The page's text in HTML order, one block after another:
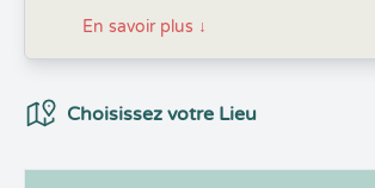
En savoir plus ↓
Choix du Lieux
Choisissez votre Lieu